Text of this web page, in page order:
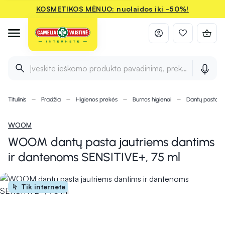
KOSMETIKOS MĖNUO: nuolaidos iki -50%!
Įveskite ieškomo produkto pavadinimą, prekės ženklą ir
Titulinis Pradžia Higienos prekės Burnos higienai Dantų pastos,
WOOM
WOOM dantų pasta jautriems dantims
ir dantenoms SENSITIVE+, 75 ml
Tik internete